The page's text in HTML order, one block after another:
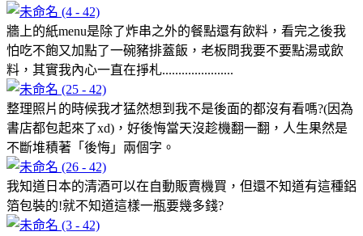
牆上的紙menu是除了炸串之外的餐點還有飲料，看完之後我
怕吃不飽又加點了一碗豬排蓋飯，老板問我要不要點湯或飲
料，其實我內心一直在掙札......................
整理照片的時候我才猛然想到我不是後面的都沒有看嗎?(因為
書店都包起來了xd)，好後悔當天沒趁機翻一翻，人生果然是
不斷堆積著「後悔」兩個字。
我知道日本的清酒可以在自動販賣機買，但還不知道有這種鋁
箔包裝的!就不知道這樣一瓶要幾多錢?